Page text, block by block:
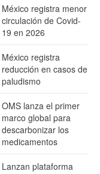
México registra menor
circulación de Covid-
19 en 2026
México registra
reducción en casos de
paludismo
OMS lanza el primer
marco global para
descarbonizar los
medicamentos
Lanzan plataforma